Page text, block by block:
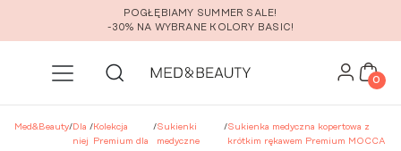
Przejdź do głównej zawartości
POGŁĘBIAMY SUMMER SALE!
-30% NA WYBRANE KOLORY BASIC!
0
Med&Beauty/Dla
niej
/Kolekcja
Premium dla
/Sukienki
medyczne
/Sukienka medyczna kopertowa z
krótkim rękawem Premium MOCCA